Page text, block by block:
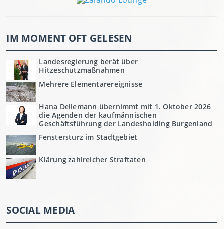
IM MOMENT OFT GELESEN
Landesregierung berät über
Hitzeschutzmaßnahmen
Mehrere Elementarereignisse
Hana Dellemann übernimmt mit 1. Oktober 2026
die Agenden der kaufmännischen
Geschäftsführung der Landesholding Burgenland
Fenstersturz im Stadtgebiet
Klärung zahlreicher Straftaten
SOCIAL MEDIA